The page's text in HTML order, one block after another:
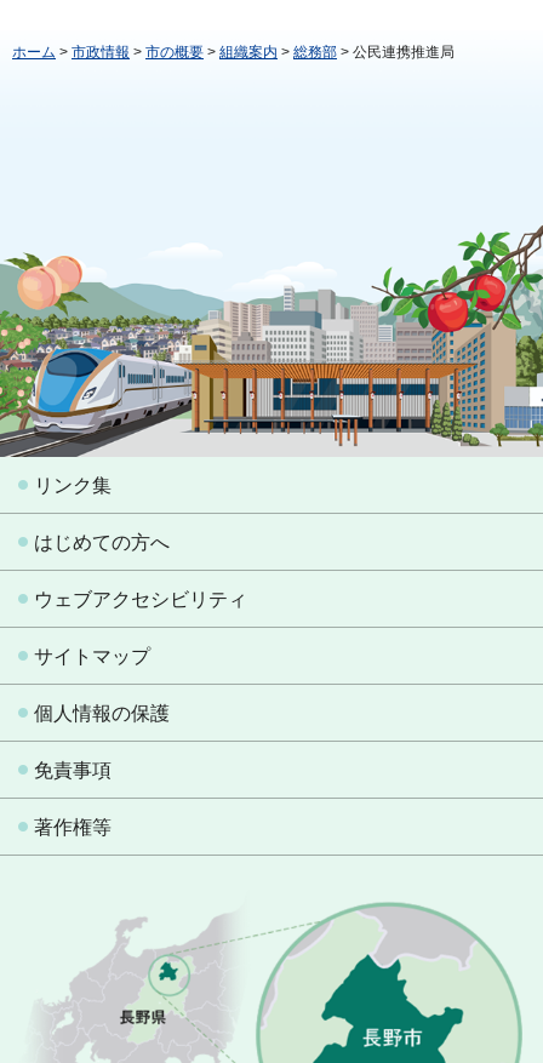
ホーム > 市政情報 > 市の概要 > 組織案内 > 総務部 > 公民連携推進局
リンク集
はじめての方へ
ウェブアクセシビリティ
サイトマップ
個人情報の保護
免責事項
著作権等